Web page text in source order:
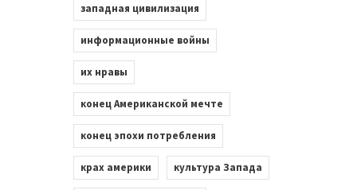
западная цивилизация
информационные войны
их нравы
конец Американской мечте
конец эпохи потребления
крах америки культура Запада